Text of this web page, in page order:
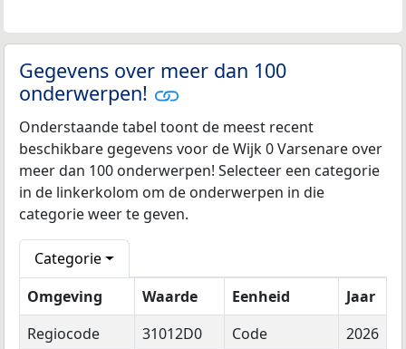
Gegevens over meer dan 100
onderwerpen!
Onderstaande tabel toont de meest recent
beschikbare gegevens voor de Wijk 0 Varsenare over
meer dan 100 onderwerpen! Selecteer een categorie
in de linkerkolom om de onderwerpen in die
categorie weer te geven.
Categorie
Omgeving
Waarde Eenheid
Jaar
Regiocode
31012D0 Code
2026